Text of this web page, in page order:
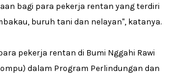
bagi para pekerja rentan yang terdiri
buruh tani dan nelayan", katanya.
pekerja rentan di Bumi Nggahi Rawi
dalam Program Perlindungan dan